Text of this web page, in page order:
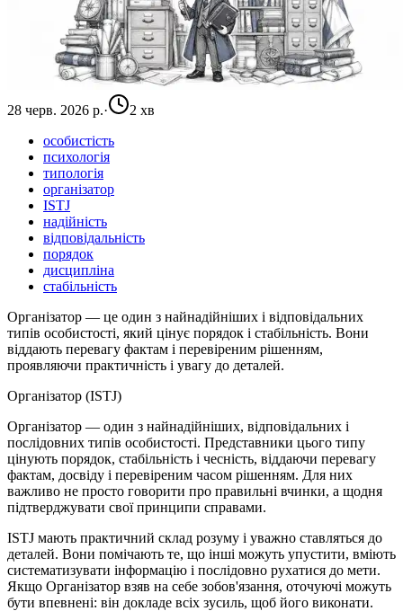
28 черв. 2026 р.·
2 хв
особистість
психологія
типологія
організатор
ISTJ
надійність
відповідальність
порядок
дисципліна
стабільність
Організатор — це один з найнадійніших і відповідальних
типів особистості, який цінує порядок і стабільність. Вони
віддають перевагу фактам і перевіреним рішенням,
проявляючи практичність і увагу до деталей.
Організатор (ISTJ)
Організатор — один з найнадійніших, відповідальних і
послідовних типів особистості. Представники цього типу
цінують порядок, стабільність і чесність, віддаючи перевагу
фактам, досвіду і перевіреним часом рішенням. Для них
важливо не просто говорити про правильні вчинки, а щодня
підтверджувати свої принципи справами.
ISTJ мають практичний склад розуму і уважно ставляться до
деталей. Вони помічають те, що інші можуть упустити, вміють
систематизувати інформацію і послідовно рухатися до мети.
Якщо Організатор взяв на себе зобов'язання, оточуючі можуть
бути впевнені: він докладе всіх зусиль, щоб його виконати.